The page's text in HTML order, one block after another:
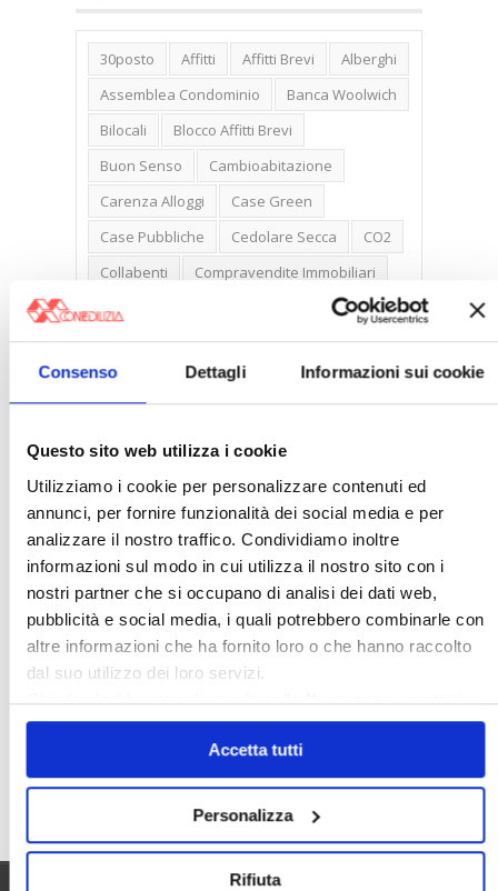
Consenso Dettagli Informazioni sui cookie
Questo sito web utilizza i cookie
Utilizziamo i cookie per personalizzare contenuti ed
annunci, per fornire funzionalità dei social media e per
analizzare il nostro traffico. Condividiamo inoltre
informazioni sul modo in cui utilizza il nostro sito con i
nostri partner che si occupano di analisi dei dati web,
pubblicità e social media, i quali potrebbero combinarle con
altre informazioni che ha fornito loro o che hanno raccolto
dal suo utilizzo dei loro servizi.
Chiudendo il banner cliccando sullaXverranno accettati
solo i cookie necessari.
Accetta tutti
Personalizza
Rifiuta
30posto Affitti Affitti Brevi
Alberghi
Assemblea Condominio
Banca Woolwich
Bilocali
Blocco Affitti Brevi
Buon Senso
Cambioabitazione
Carenza Alloggi
Case Green
Case Pubbliche
Cedolare Secca
CO2
Collabenti
Compravendite Immobiliari
Condominio
Confedilizia.EU
Detrazioni Edilizie
Dirittiproprietà
Emissioni
Firenze
Ideologia Green
Irregolarità Formali
Libero Mercato
Monolocali
New York
Nudaproprietà
Prezzi Case
Prima Casa
Proprietari Casa
Rendite Catastali
Rivoluzioneliberale
Ruderi
Sicurezza
Sommerso
Sunia
Trasferimenti
Valore Case
Cerca